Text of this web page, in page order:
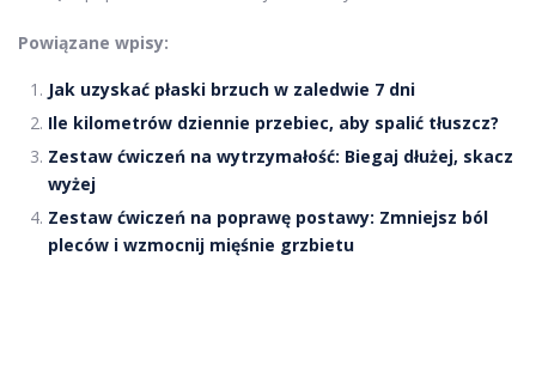
Powiązane wpisy:
Jak uzyskać płaski brzuch w zaledwie 7 dni
Ile kilometrów dziennie przebiec, aby spalić tłuszcz?
Zestaw ćwiczeń na wytrzymałość: Biegaj dłużej, skacz
wyżej
Zestaw ćwiczeń na poprawę postawy: Zmniejsz ból
pleców i wzmocnij mięśnie grzbietu